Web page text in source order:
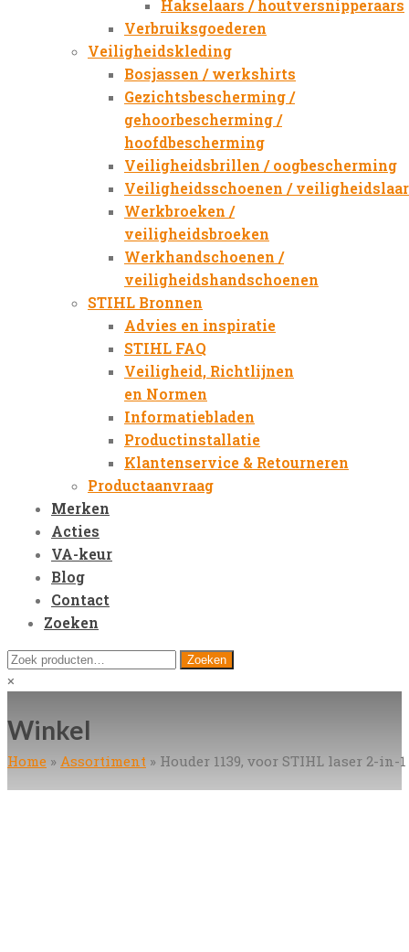
Hakselaars / houtversnipperaars
Verbruiksgoederen
Veiligheidskleding
Bosjassen / werkshirts
Gezichtsbescherming /
gehoorbescherming /
hoofdbescherming
Veiligheidsbrillen / oogbescherming
Veiligheidsschoenen /
Werkbroeken /
veiligheidsbroeken
Werkhandschoenen /
veiligheidshandschoenen
STIHL Bronnen
Advies en inspiratie
STIHL FAQ
Veiligheid, Richtlijnen
en Normen
Informatiebladen
Productinstallatie
Klantenservice & Retourneren
Productaanvraag
Merken
Acties
VA-keur
Blog
Contact
Zoeken
Open
Mobile
Zoeken
naar:
Zoeken
×
Winkel
Home » Assortiment » Houder 1139, voor STIHL laser 2-in-1